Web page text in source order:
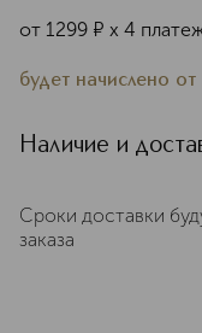
от 1299 ¤ х 4
будет начислено от
Наличие и
Сроки доставки
заказа